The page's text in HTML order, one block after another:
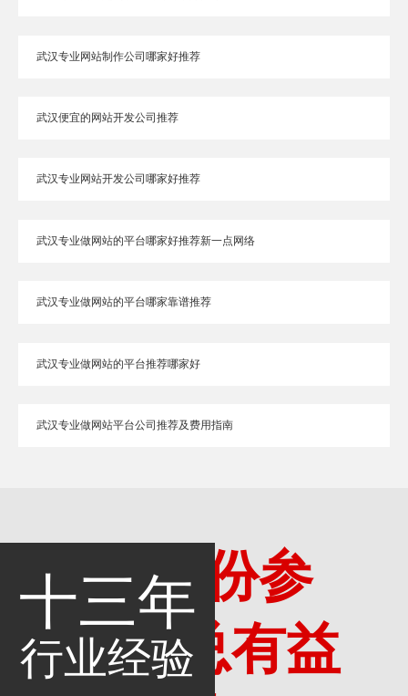
武汉专业网站制作公司哪家好推荐
武汉便宜的网站开发公司推荐
武汉专业网站开发公司哪家好推荐
武汉专业做网站的平台哪家好推荐新一点网络
武汉专业做网站的平台哪家靠谱推荐
武汉专业做网站的平台推荐哪家好
武汉专业做网站平台公司推荐及费用指南
十三年
行业经验
多一份参
考，总有益